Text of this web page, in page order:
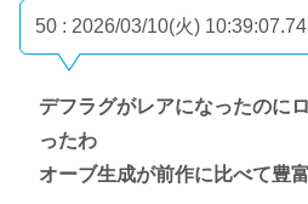
50 : 2026/03/10(火)
デフラグがレアになったのに
ったわ
オーブ生成が前作に比べて豊